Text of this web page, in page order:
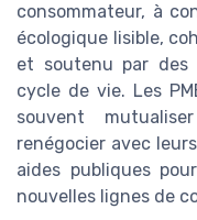
consommateur, à
écologique lisible,
et soutenu par des
cycle de vie. Les
souvent
renégocier avec
aides publiques
nouvelles lignes de